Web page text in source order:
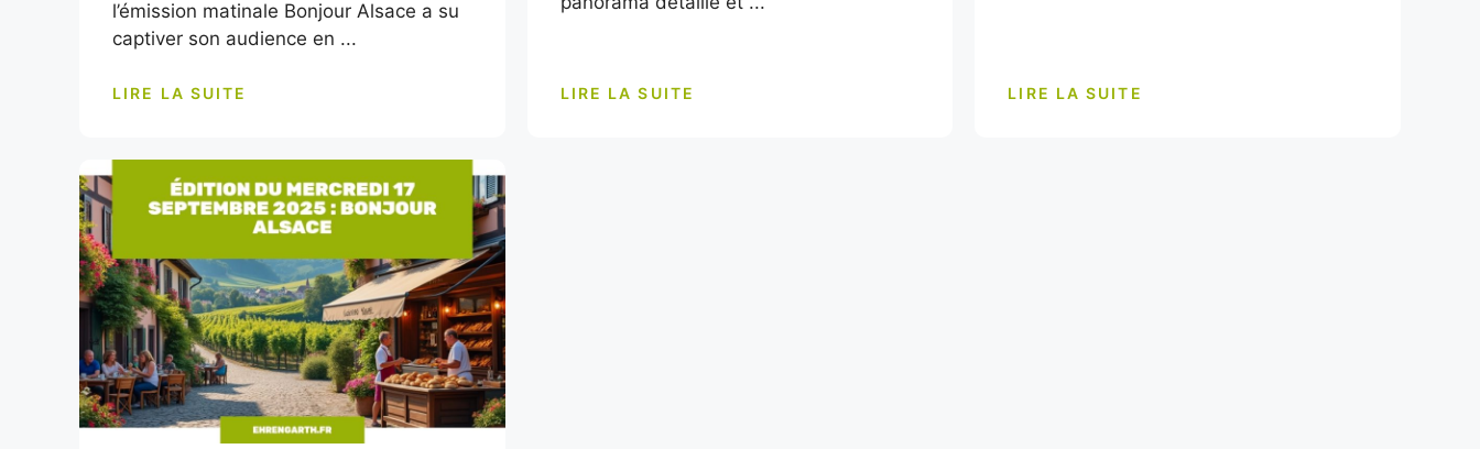
l’émission matinale Bonjour Alsace a su
captiver son audience en ...
LIRE LA SUITE LIRE LA SUITE LIRE LA SUITE